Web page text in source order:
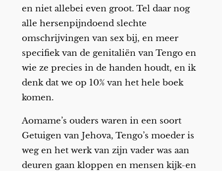
en niet allebei even groot. Tel daar nog
alle hersenpijndoend slechte
omschrijvingen van sex bij, en meer
specifiek van de genitaliën van Tengo en
wie ze precies in de handen houdt, en ik
denk dat we op 10% van het hele boek
komen.
Aomame’s ouders waren in een soort
Getuigen van Jehova, Tengo’s moeder is
weg en het werk van zijn vader was aan
deuren gaan kloppen en mensen kijk-en